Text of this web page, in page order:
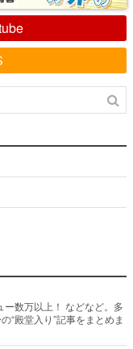
数万以上！ などなど。多
“殿堂入り”記事をまとめま